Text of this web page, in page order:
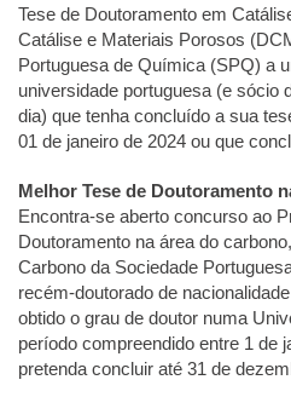
Tese de Doutoramento em
Catálise e Materiais Porosos
Portuguesa de Química (SPQ) a
universidade portuguesa (e sócio
dia) que tenha concluído a sua
01 de janeiro de 2024 ou que
Melhor Tese de Doutoramento
Encontra-se aberto concurso ao
Doutoramento na área do
Carbono da Sociedade
recém-doutorado de
obtido o grau de doutor numa
período compreendido entre 1 de
pretenda concluir até 31 de